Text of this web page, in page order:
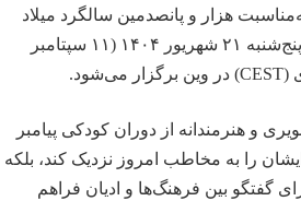
هزار و پانصدمین سالگرد میلاد
مبارک حضرت محمد(ص)، پیامبر گرامی اسلام، روز پنج‌شنبه ۲۱ شهریور ۱۴۰۴ (۱۱ سپتامبر
و هنرمندانه از دوران کودکی پیامبر
را به مخاطب امروز نزدیک کند، بلکه
گفتگو بین فرهنگ‌ها و ادیان فراهم